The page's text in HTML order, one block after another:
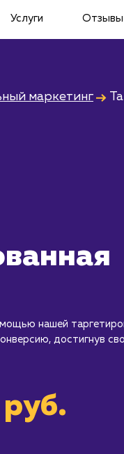
Услуги Отзывы
маркетинг
нашей
достигнув